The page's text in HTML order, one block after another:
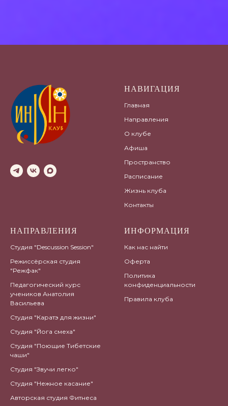
НАВИГАЦИЯ
Главная
Направления
О клубе
Афиша
Пространство
Расписание
Жизнь клуба
Контакты
НАПРАВЛЕНИЯ
Студия "Descussion Session"
Режиссёрская студия
"Режфак"
Педагогический курс
учеников Анатолия
Васильева
Студия "Каратэ для жизни"
Студия "Йога смеха"
Студия "Поющие Тибетские
чаши"
Студия "Звучи легко"
Студия "Нежное касание"
Авторская студия Фитнеса
ИНФОРМАЦИЯ
Как нас найти
Оферта
Политика
конфиденциальности
Правила клуба